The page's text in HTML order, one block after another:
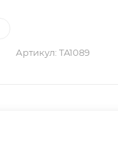
Артикул: TA1089